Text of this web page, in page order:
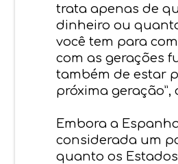
trata apenas de
dinheiro ou
você tem para
com as gerações
também de estar
próxima geração”,
Embora a
considerada um
quanto os